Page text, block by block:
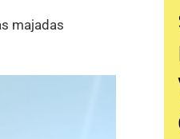
majadas